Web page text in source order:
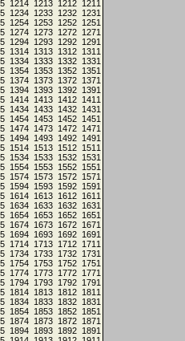
1211
1212
1213
1214
1231
1232
1233
1234
1251
1252
1253
1254
1271
1272
1273
1274
1291
1292
1293
1294
1311
1312
1313
1314
1331
1332
1333
1334
1351
1352
1353
1354
1371
1372
1373
1374
1391
1392
1393
1394
1411
1412
1413
1414
1431
1432
1433
1434
1451
1452
1453
1454
1471
1472
1473
1474
1491
1492
1493
1494
1511
1512
1513
1514
1531
1532
1533
1534
1551
1552
1553
1554
1571
1572
1573
1574
1591
1592
1593
1594
1611
1612
1613
1614
1631
1632
1633
1634
1651
1652
1653
1654
1671
1672
1673
1674
1691
1692
1693
1694
1711
1712
1713
1714
1731
1732
1733
1734
1751
1752
1753
1754
1771
1772
1773
1774
1791
1792
1793
1794
1811
1812
1813
1814
1831
1832
1833
1834
1851
1852
1853
1854
1871
1872
1873
1874
1891
1892
1893
1894